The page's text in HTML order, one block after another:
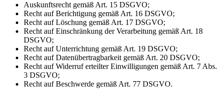
Auskunftsrecht gemäß Art. 15 DSGVO;
Recht auf Berichtigung gemäß Art. 16 DSGVO;
Recht auf Löschung gemäß Art. 17 DSGVO;
Recht auf Einschränkung der Verarbeitung gemäß Art. 18
DSGVO;
Recht auf Unterrichtung gemäß Art. 19 DSGVO;
Recht auf Datenübertragbarkeit gemäß Art. 20 DSGVO;
Recht auf Widerruf erteilter Einwilligungen gemäß Art. 7 Abs.
3 DSGVO;
Recht auf Beschwerde gemäß Art. 77 DSGVO.